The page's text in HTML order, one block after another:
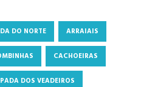
DO NORTE ARRAIAIS
CACHOEIRAS
DOS VEADEIROS